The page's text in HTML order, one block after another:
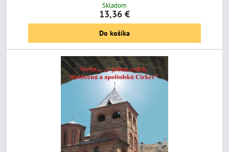
Skladom
13,36 €
Do košíka